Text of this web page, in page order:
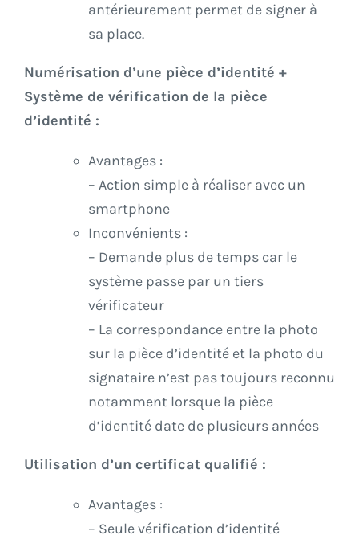
antérieurement permet de signer à
sa place.
Numérisation d’une pièce d’identité +
Système de vérification de la pièce
d’identité :
Avantages :
– Action simple à réaliser avec un
smartphone
Inconvénients :
– Demande plus de temps car le
système passe par un tiers
vérificateur
– La correspondance entre la photo
sur la pièce d’identité et la photo du
signataire n’est pas toujours reconnu
notamment lorsque la pièce
d’identité date de plusieurs années
Utilisation d’un certificat qualifié :
Avantages :
– Seule vérification d’identité